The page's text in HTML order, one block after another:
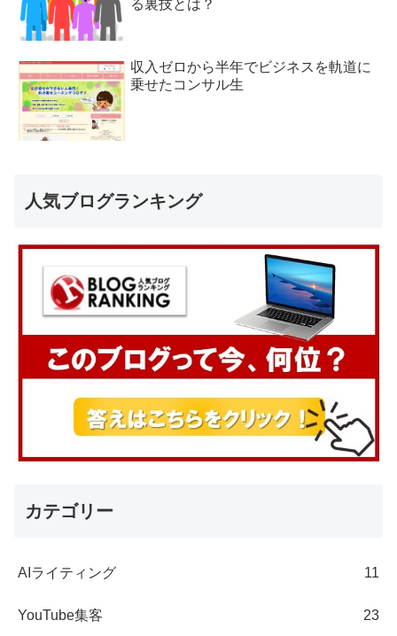
る裏技とは？
収入ゼロから半年でビジネスを軌道に
乗せたコンサル生
人気ブログランキング
カテゴリー
AIライティング 11
YouTube集客 23